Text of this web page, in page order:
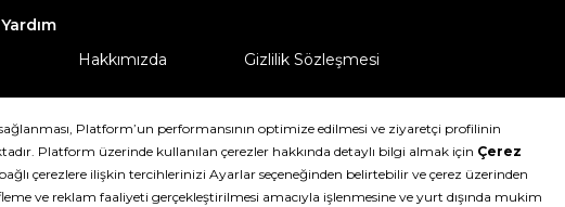
Yardım
Hakkımızda Gizlilik Sözleşmesi